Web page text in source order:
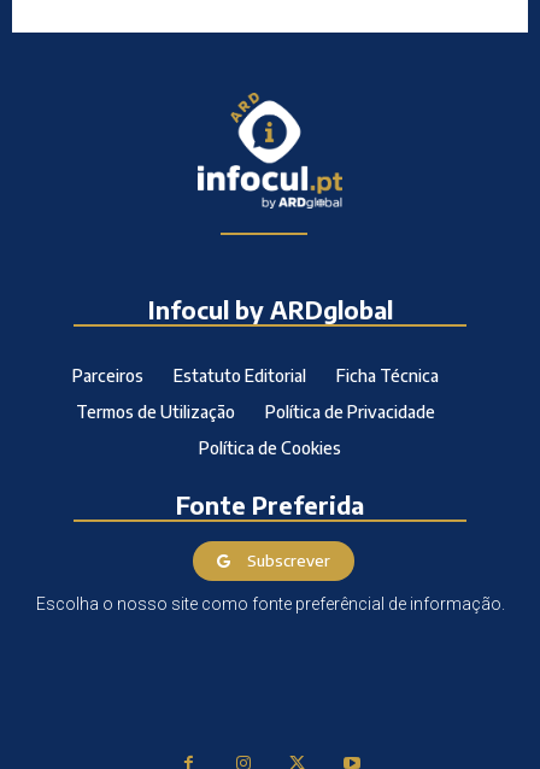
Infocul by ARDglobal
Parceiros Estatuto Editorial
Ficha Técnica
Termos de Utilização
Política de Privacidade
Política de Cookies
Fonte Preferida
Subscrever
Escolha o nosso site como fonte preferêncial de informação.